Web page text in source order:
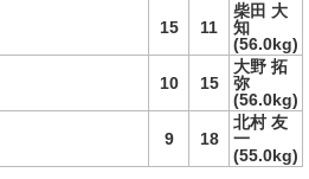
15 11
柴田 大
知
(56.0kg)
10 15
大野 拓
弥
(56.0kg)
9 18
北村 友
一
(55.0kg)